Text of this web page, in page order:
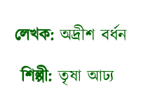
লেখক:অদ্রীশ বর্ধন
শিল্পী: তৃষা আঢ্য